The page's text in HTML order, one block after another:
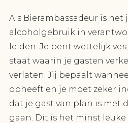
Als Bierambassadeur is
alcoholgebruik in
leiden. Je bent wettelijk
staat waarin je gasten
verlaten. Jij bepaalt
opheeft en je moet zeker
dat je gast van plan is met
gaan. Dit is het minst